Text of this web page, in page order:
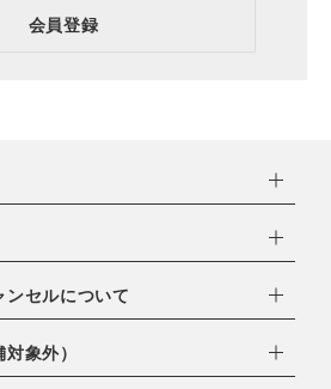
会員登録
びいただけます。
ンセルについて
AM9:00までにご連絡頂いた場合はキャ
象外）